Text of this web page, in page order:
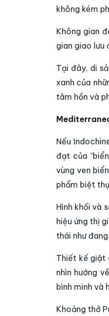
không kém
Không gian
gian giao lưu
Tại đây, di
xanh của
tâm hồn và
Nếu
đạt của
vùng ven
phẩm biệt
Hình khối và
hiệu ứng thị
thái như
Thiết kế giật
nhìn hướng
bình minh và
Khoảng thở